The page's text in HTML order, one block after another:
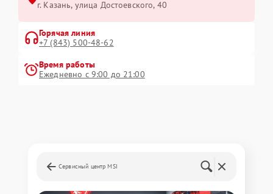
г. Казань, улица Достоевского, 40
Горячая линия
+7 (843) 500-48-62
Время работы
Ежедневно с 9:00 до 21:00
Сервисный центр MSI